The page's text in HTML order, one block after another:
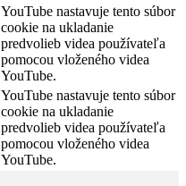
YouTube nastavuje tento súbor
cookie na ukladanie
predvolieb videa používateľa
pomocou vloženého videa
YouTube.
YouTube nastavuje tento súbor
cookie na ukladanie
predvolieb videa používateľa
pomocou vloženého videa
YouTube.